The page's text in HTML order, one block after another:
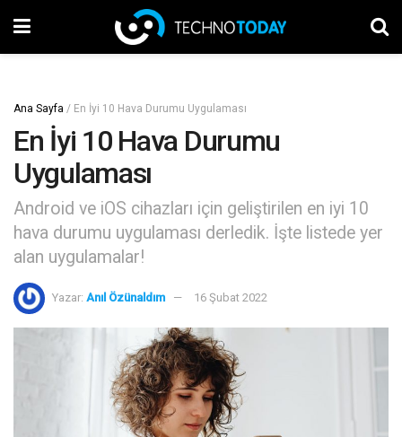
Ana Sayfa / En İyi 10 Hava Durumu Uygulaması
En İyi 10 Hava Durumu
Uygulaması
Android ve iOS cihazları için geliştirilen en iyi 10
hava durumu uygulaması derledik. İşte listede yer
alan uygulamalar!
Yazar: Anıl Özünaldım 16 Şubat 2022